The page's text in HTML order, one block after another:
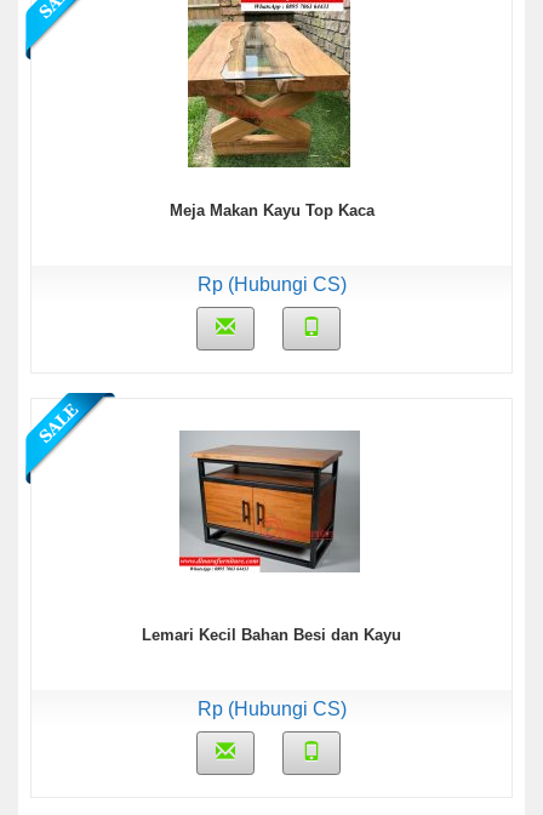
Meja Makan Kayu Top Kaca
Rp (Hubungi CS)
Lemari Kecil Bahan Besi dan Kayu
Rp (Hubungi CS)